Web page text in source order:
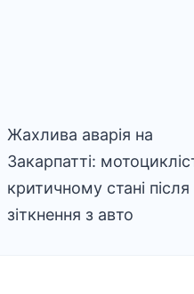
Жахлива аварія на
Закарпатті:
критичному стані після
зіткнення з авто